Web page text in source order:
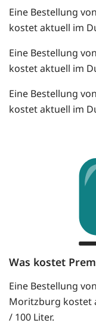
Eine Bestellung
kostet aktuell im
Eine Bestellung
kostet aktuell im
Eine Bestellung
kostet aktuell im
Was kostet
Eine Bestellung
Moritzburg kostet
/ 100 Liter.